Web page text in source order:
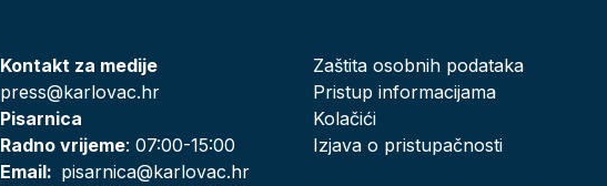
Kontakt za medije
press@karlovac.hr
Pisarnica
Radno vrijeme: 07:00-15:00
Email: pisarnica@karlovac.hr
Zaštita osobnih podataka
Pristup informacijama
Kolačići
Izjava o pristupačnosti